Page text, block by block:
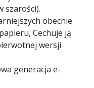
szarości).
obecnie
Cechuje ją
wersji
generacja e-